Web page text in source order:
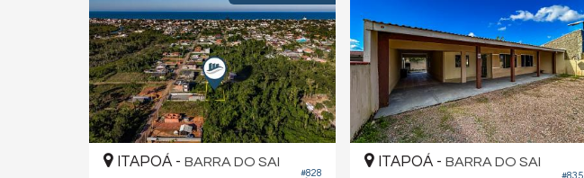
#828
ITAPOÁ - BARRA DO SAI
#835
ITAPOÁ - BARRA DO SAI